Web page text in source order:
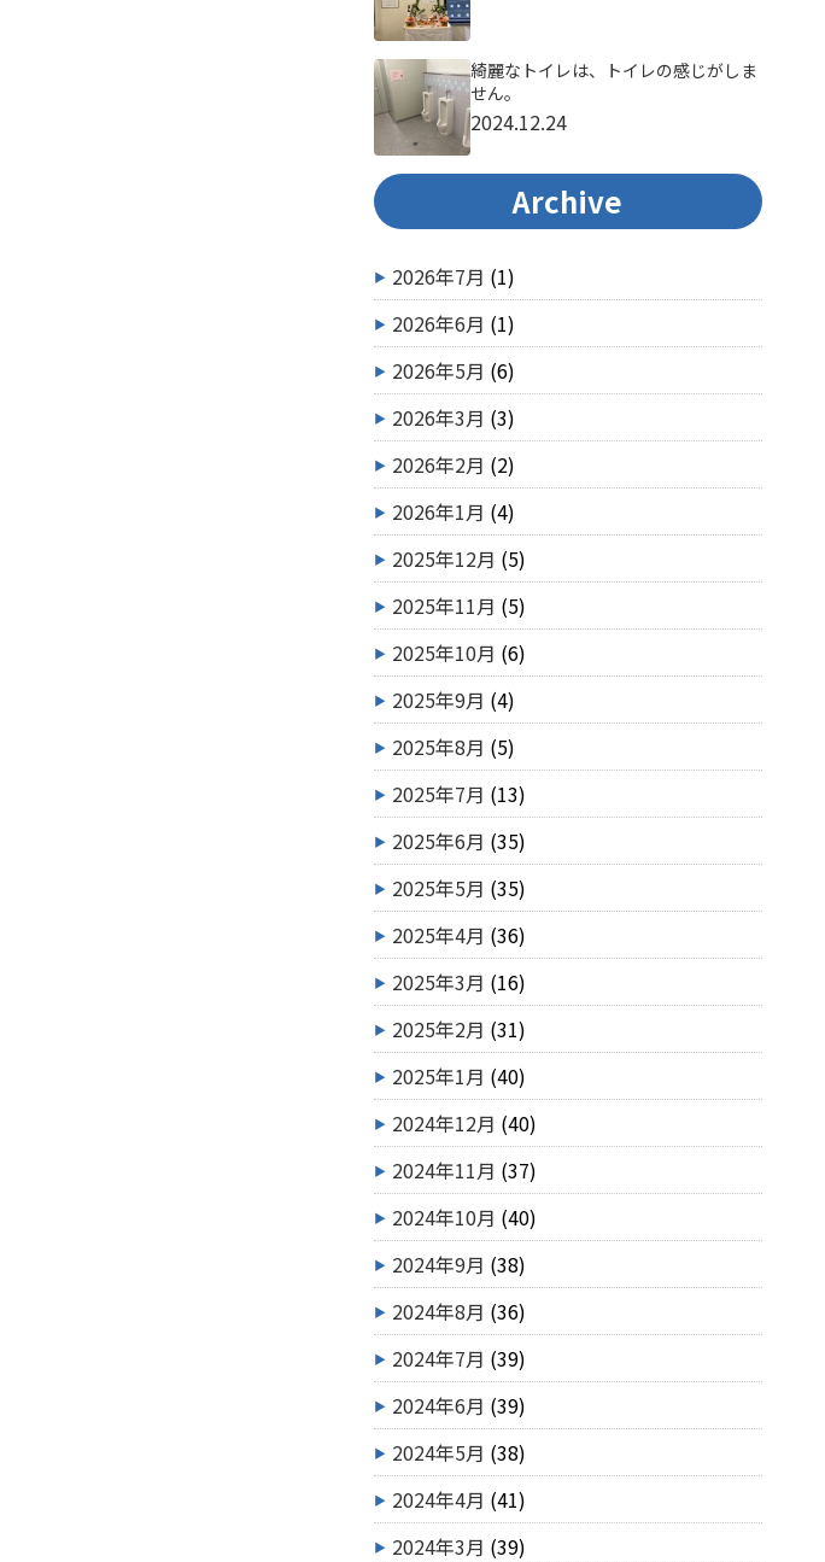
綺麗なトイレは、トイレの感じがしま
せん。
2024.12.24
Archive
2026年7月 (1)
2026年6月 (1)
2026年5月 (6)
2026年3月 (3)
2026年2月 (2)
2026年1月 (4)
2025年12月 (5)
2025年11月 (5)
2025年10月 (6)
2025年9月 (4)
2025年8月 (5)
2025年7月 (13)
2025年6月 (35)
2025年5月 (35)
2025年4月 (36)
2025年3月 (16)
2025年2月 (31)
2025年1月 (40)
2024年12月 (40)
2024年11月 (37)
2024年10月 (40)
2024年9月 (38)
2024年8月 (36)
2024年7月 (39)
2024年6月 (39)
2024年5月 (38)
2024年4月 (41)
2024年3月 (39)